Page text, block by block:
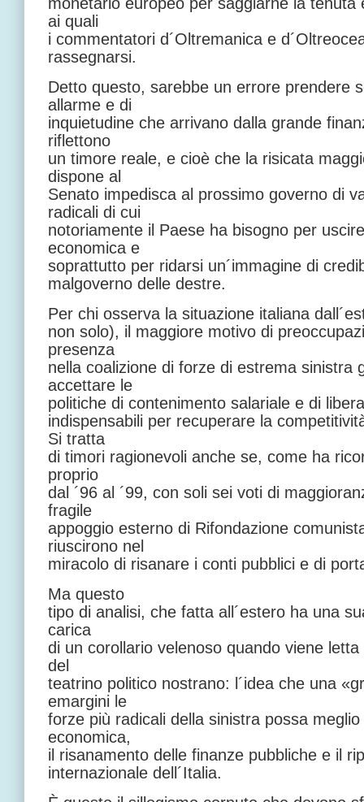
ai quali
i commentatori d´Oltremanica e
rassegnarsi.
Detto questo, sarebbe un errore prendere
allarme e di
inquietudine che arrivano dalla grande
riflettono
un timore reale, e cioè che la risicata
dispone al
Senato impedisca al prossimo governo di
radicali di cui
notoriamente il Paese ha bisogno per
economica e
soprattutto per ridarsi un´immagine di
malgoverno delle destre.
Per chi osserva la situazione italiana
non solo), il maggiore motivo di
presenza
nella coalizione di forze di estrema sinistra
accettare le
politiche di contenimento salariale e di
indispensabili per recuperare la
Si tratta
di timori ragionevoli anche se, come ha
proprio
dal ´96 al ´99, con soli sei voti di
fragile
appoggio esterno di Rifondazione
riuscirono nel
miracolo di risanare i conti pubblici e di
Ma questo
tipo di analisi, che fatta all´estero ha una
carica
di un corollario velenoso quando viene
del
teatrino politico nostrano: l´idea che una
emargini le
forze più radicali della sinistra possa
economica,
il risanamento delle finanze pubbliche e il
internazionale dell´Italia.